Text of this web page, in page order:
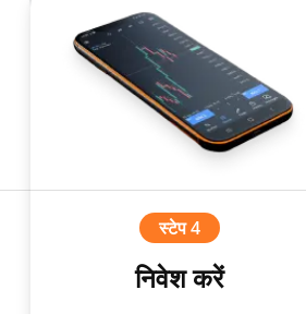
स्टेप 4
निवेश करें